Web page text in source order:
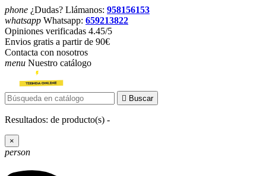
phone ¿Dudas? Llámanos: 958156153
whatsapp Whatsapp: 659213822
Opiniones verificadas 4.45/5
Envios gratis a partir de 90€
Contacta con nosotros
menu Nuestro catálogo
 Buscar
Resultados: de producto(s) -
×
person